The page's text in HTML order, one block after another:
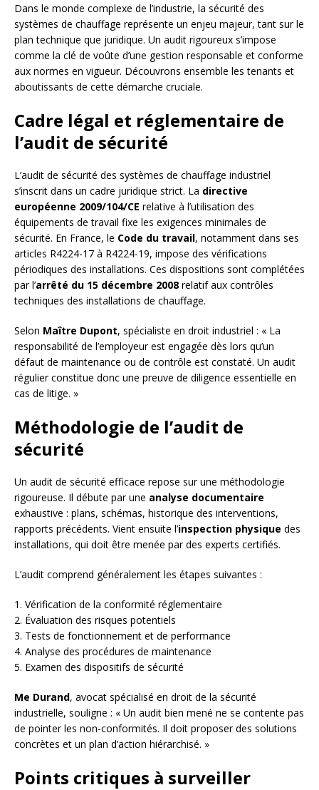
Dans le monde complexe de l’industrie, la sécurité des
systèmes de chauffage représente un enjeu majeur, tant sur le
plan technique que juridique. Un audit rigoureux s’impose
comme la clé de voûte d’une gestion responsable et conforme
aux normes en vigueur. Découvrons ensemble les tenants et
aboutissants de cette démarche cruciale.
Cadre légal et réglementaire de
l’audit de sécurité
L’audit de sécurité des systèmes de chauffage industriel
s’inscrit dans un cadre juridique strict. La directive
européenne 2009/104/CE relative à l’utilisation des
équipements de travail fixe les exigences minimales de
sécurité. En France, le Code du travail, notamment dans ses
articles R4224-17 à R4224-19, impose des vérifications
périodiques des installations. Ces dispositions sont complétées
par l’arrêté du 15 décembre 2008 relatif aux contrôles
techniques des installations de chauffage.
Selon Maître Dupont, spécialiste en droit industriel : « La
responsabilité de l’employeur est engagée dès lors qu’un
défaut de maintenance ou de contrôle est constaté. Un audit
régulier constitue donc une preuve de diligence essentielle en
cas de litige. »
Méthodologie de l’audit de
sécurité
Un audit de sécurité efficace repose sur une méthodologie
rigoureuse. Il débute par une analyse documentaire
exhaustive : plans, schémas, historique des interventions,
rapports précédents. Vient ensuite l’inspection physique des
installations, qui doit être menée par des experts certifiés.
L’audit comprend généralement les étapes suivantes :
1. Vérification de la conformité réglementaire
2. Évaluation des risques potentiels
3. Tests de fonctionnement et de performance
4. Analyse des procédures de maintenance
5. Examen des dispositifs de sécurité
Me Durand, avocat spécialisé en droit de la sécurité
industrielle, souligne : « Un audit bien mené ne se contente pas
de pointer les non-conformités. Il doit proposer des solutions
concrètes et un plan d’action hiérarchisé. »
Points critiques à surveiller